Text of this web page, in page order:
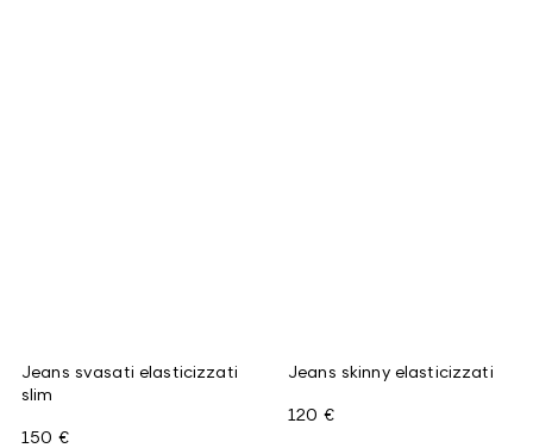
Jeans svasati elasticizzati
slim
150 €
Jeans skinny elasticizzati
120 €